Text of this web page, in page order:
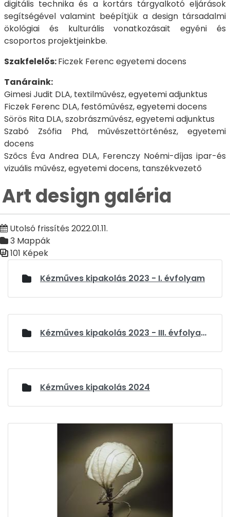
digitális technika és a kortárs tárgyalkotó eljárások
segítségével valamint beépítjük a design társadalmi
ökológiai és kulturális vonatkozásait egyéni és
csoportos projektjeinkbe.
Szakfelelős:Ficzek Ferenc egyetemi docens
Tanáraink:
Gimesi Judit DLA, textilművész, egyetemi adjunktus
Ficzek Ferenc DLA, festőművész, egyetemi docens
Sörös Rita DLA, szobrászművész, egyetemi adjunktus
Szabó Zsófia Phd, művészettörténész, egyetemi
docens
Szőcs Éva Andrea DLA, Ferenczy Noémi-díjas ipar-és
vizuális művész, egyetemi docens, tanszékvezető
Art design galéria
Utolsó frissítés 2022.01.11.
3 Mappák
101 Képek
Kézműves kipakolás 2023 - I. évfolyam
Kézműves kipakolás 2023 - III. évfolyam
Kézműves kipakolás 2024